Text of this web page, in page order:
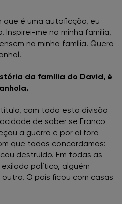
que é uma autoficção, eu
Inspirei-me na minha família,
na minha família. Quero
da família do David, é
com toda esta divisão
de saber se Franco
a guerra e por aí fora —
que todos concordamos:
destruído. Em todas as
político, alguém
O país ficou com casas